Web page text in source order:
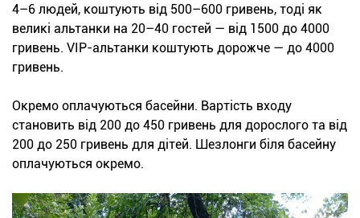
4–6 людей, коштують від 500–600 гривень, тоді як
великі альтанки на 20–40 гостей — від 1500 до 4000
гривень. VIP-альтанки коштують дорожче — до 4000
гривень.
Окремо оплачуються басейни. Вартість входу
становить від 200 до 450 гривень для дорослого та від
200 до 250 гривень для дітей. Шезлонги біля басейну
оплачуються окремо.